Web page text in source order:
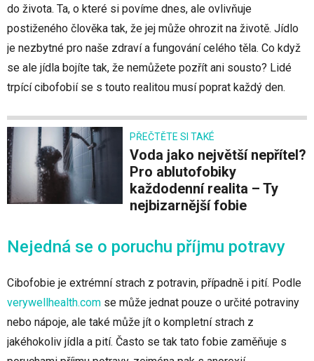
do života. Ta, o které si povíme dnes, ale ovlivňuje
postiženého člověka tak, že jej může ohrozit na životě. Jídlo
je nezbytné pro naše zdraví a fungování celého těla. Co když
se ale jídla bojíte tak, že nemůžete pozřít ani sousto? Lidé
trpící cibofobií se s touto realitou musí poprat každý den.
PŘEČTĚTE SI TAKÉ
Voda jako největší nepřítel?
Pro ablutofobiky
každodenní realita – Ty
nejbizarnější fobie
Nejedná se o poruchu příjmu potravy
Cibofobie je extrémní strach z potravin, případně i pití. Podle
verywellhealth.com se může jednat pouze o určité potraviny
nebo nápoje, ale také může jít o kompletní strach z
jakéhokoliv jídla a pití. Často se tak tato fobie zaměňuje s